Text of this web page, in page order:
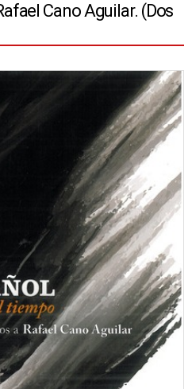
Cano Aguilar. (Dos